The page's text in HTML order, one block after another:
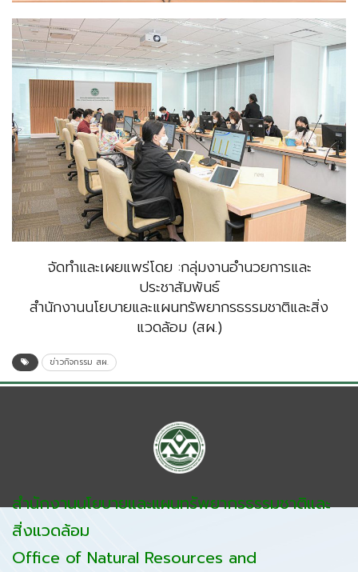
จัดทำและเผยแพร่โดย :กลุ่มงานอำนวยการและ
ประชาสัมพันธ์
สำนักงานนโยบายและแผนทรัพยากรธรรมชาติและสิ่ง
แวดล้อม (สผ.)
ข่าวกิจกรรม สผ.
สำนักงานนโยบายและแผนทรัพยากรธรรมชาติและ
สิ่งแวดล้อม
Office of Natural Resources and